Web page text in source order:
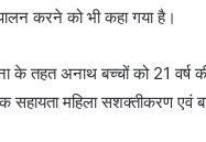
करने को भी कहा गया है।
के तहत अनाथ बच्चों को 21 वर्ष
सहायता महिला सशक्तीकरण एवं